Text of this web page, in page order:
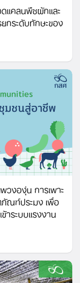
แคลนพืชผักและ
กระดับทักษะของ
วงองุ่น การเพาะ
ภัณฑ์ประมง เพื่อ
าระบบแรงงาน